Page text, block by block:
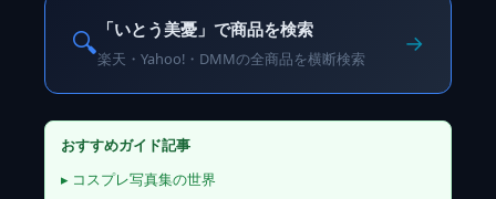
🔍 「いとう美憂」で商品を検索
楽天・Yahoo!・DMMの全商品を横断検索
→
おすすめガイド記事
▸ コスプレ写真集の世界